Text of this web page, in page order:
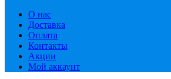
О нас
Доставка
Оплата
Контакты
Акции
Мой аккаунт